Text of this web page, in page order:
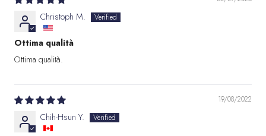
Christoph M.
Ottima qualità
Ottima qualità.
19/08/2022
Chih-Hsun Y.